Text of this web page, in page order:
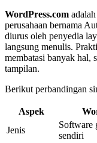
WordPress.com
perusahaan bernama
diurus oleh penyedia
langsung menulis.
membatasi banyak hal,
tampilan.
Berikut perbandingan
Aspek
Jenis
Software
sendiri